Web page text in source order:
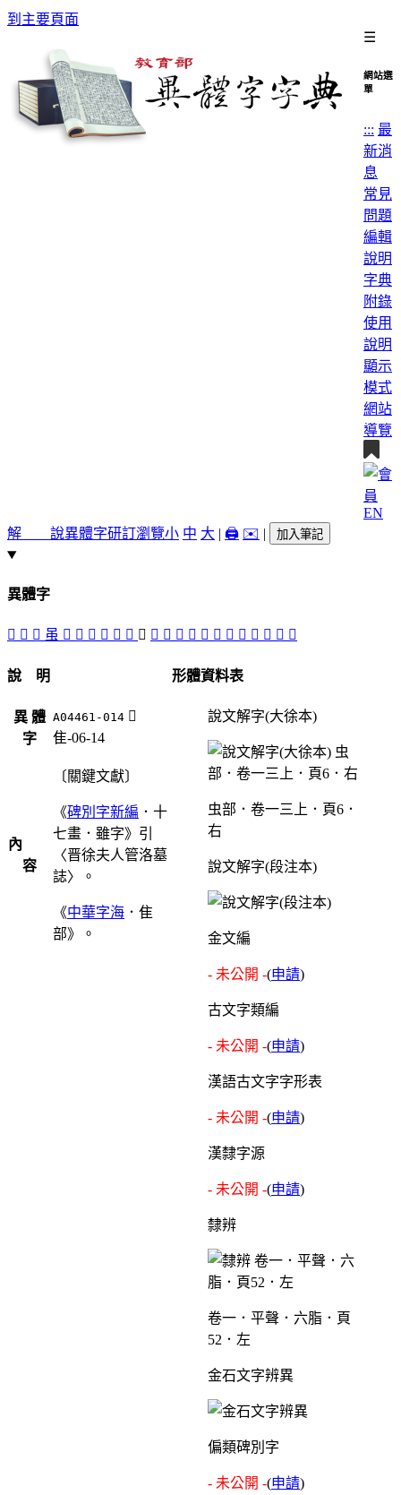
到主要頁面
☰
網站選
單
::: 最
新消
息
常見
問題
編輯
說明
字典
附錄
使用
說明
顯示
模式
網站
導覽
EN
解 說異體字研訂瀏覽小 中 大 | 🖨️ ✉️ | 加入筆記
異體字
󶝡 󶝠 󶝟 虽 𧐌 𨾡 󶝞 󶝗 󶝚 󶝖 󶝙 󶝢 󶝘 󶝤 󶝣 󶝛 󶝒 󶝜 𨿽 󶝕 󶝔 󶝓 󶝝
說 明
異 體
字
A04461-014 󶝙
隹-06-14
內
容
〔關鍵文獻〕
《碑別字新編 ．十
七畫．雖字》引
〈晋徐夫人管洛墓
誌〉。
《中華字海 ．隹
部》。
形體資料表
說文解字(大徐本)
虫部．卷一三上．頁6．
右
說文解字(段注本)
金文編
- 未公開 -(申請)
古文字類編
- 未公開 -(申請)
漢語古文字字形表
- 未公開 -(申請)
漢隸字源
- 未公開 -(申請)
隸辨
卷一．平聲．六脂．頁
52．左
金石文字辨異
偏類碑別字
- 未公開 -(申請)